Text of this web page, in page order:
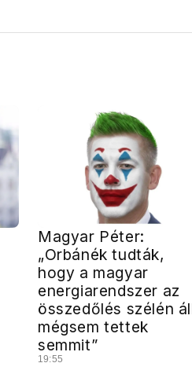
Magyar Péter:
„Orbánék tudták,
hogy a magyar
energiarendszer az
összedőlés szélén
mégsem tettek
semmit”
19:55